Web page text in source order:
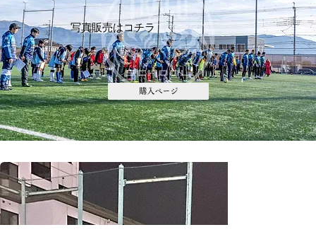
購入ページ
​写真販売はコチラ